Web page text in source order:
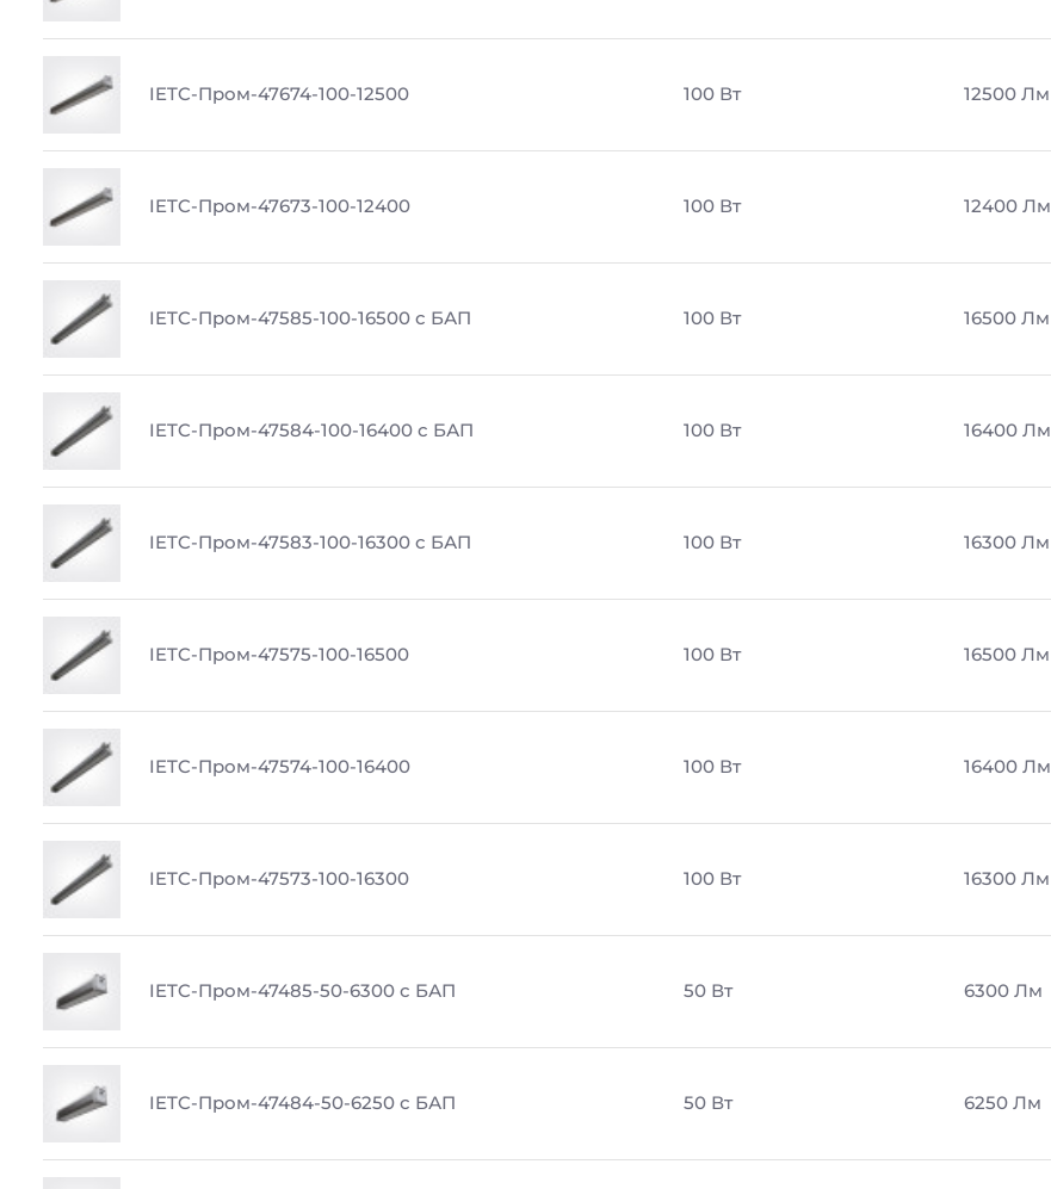
IETC-Пром-47674-100-12500 100 Вт 12500 Лм
IETC-Пром-47673-100-12400 100 Вт 12400 Лм
IETC-Пром-47585-100-16500 с БАП 100 Вт 16500 Лм
IETC-Пром-47584-100-16400 с БАП 100 Вт 16400 Лм
IETC-Пром-47583-100-16300 с БАП 100 Вт 16300 Лм
IETC-Пром-47575-100-16500 100 Вт 16500 Лм
IETC-Пром-47574-100-16400 100 Вт 16400 Лм
IETC-Пром-47573-100-16300 100 Вт 16300 Лм
IETC-Пром-47485-50-6300 с БАП 50 Вт 6300 Лм
IETC-Пром-47484-50-6250 с БАП 50 Вт 6250 Лм